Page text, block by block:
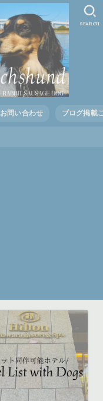
お問い合わせ ブログ掲載
SEARCH